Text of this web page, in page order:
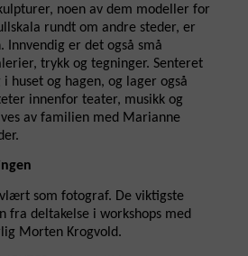
noen av dem modeller for
rundt om andre steder, er
Innvendig er det også små
trykk og tegninger. Senteret
huset og hagen, og lager også
innenfor teater, musikk og
av familien med Marianne
som fotograf. De viktigste
fra deltakelse i workshops med
Morten Krogvold.